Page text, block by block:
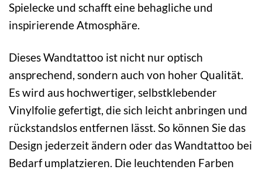
Spielecke und schafft eine behagliche und
inspirierende Atmosphäre.
Dieses Wandtattoo ist nicht nur optisch
ansprechend, sondern auch von hoher Qualität.
Es wird aus hochwertiger, selbstklebender
Vinylfolie gefertigt, die sich leicht anbringen und
rückstandslos entfernen lässt. So können Sie das
Design jederzeit ändern oder das Wandtattoo bei
Bedarf umplatzieren. Die leuchtenden Farben